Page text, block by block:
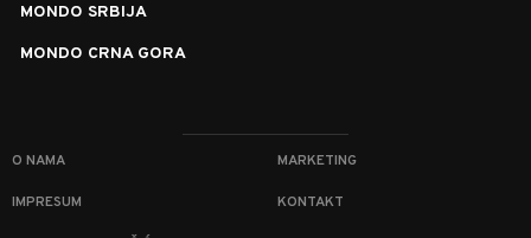
MONDO SRBIJA
MONDO CRNA GORA
O NAMA MARKETING
IMPRESUM KONTAKT